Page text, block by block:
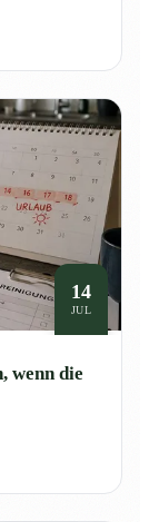
14
JUL
wenn die